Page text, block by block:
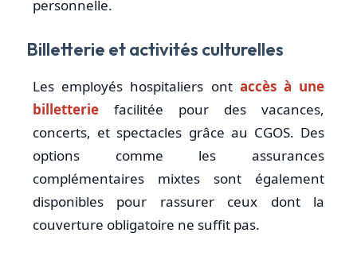
personnelle.
Billetterie et activités culturelles
Les employés hospitaliers ont accès à une
billetterie facilitée pour des vacances,
concerts, et spectacles grâce au CGOS. Des
options comme les assurances
complémentaires mixtes sont également
disponibles pour rassurer ceux dont la
couverture obligatoire ne suffit pas.